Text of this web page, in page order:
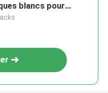
blancs pour
d'images